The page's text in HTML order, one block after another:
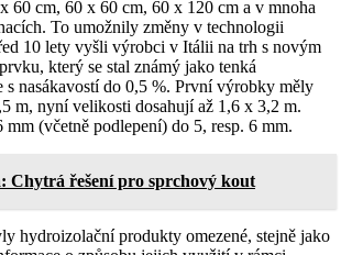
60 cm, 60 x 60 cm, 60 x 120 cm a v mnoha
To umožnily změny v technologii
10 lety vyšli výrobci v Itálii na trh s novým
který se stal známý jako tenká
s nasákavostí do 0,5 %. První výrobky měly
m, nyní velikosti dosahují až 1,6 x 3,2 m.
(včetně podlepení) do 5, resp. 6 mm.
Chytrá řešení pro sprchový kout
hydroizolační produkty omezené, stejně jako